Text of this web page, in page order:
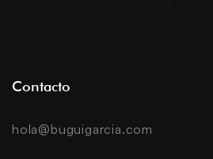
Contacto
hola@buguigarcia.com